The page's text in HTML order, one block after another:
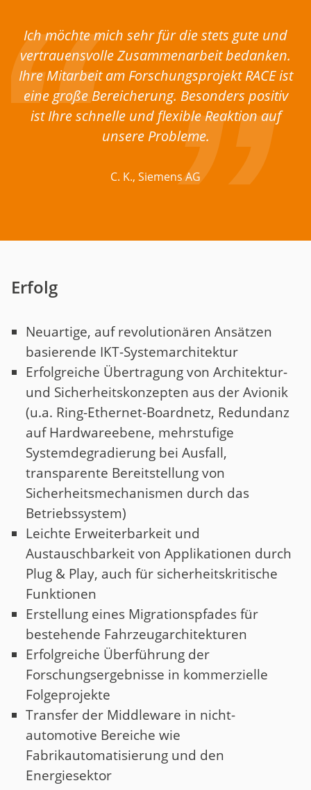
Ich möchte mich sehr für die stets gute und
vertrauensvolle Zusammenarbeit bedanken.
Ihre Mitarbeit am Forschungsprojekt RACE ist
eine große Bereicherung. Besonders positiv
ist Ihre schnelle und flexible Reaktion auf
unsere Probleme.
C. K., Siemens AG
Erfolg
Neuartige, auf revolutionären Ansätzen
basierende IKT-Systemarchitektur
Erfolgreiche Übertragung von Architektur-
und Sicherheitskonzepten aus der Avionik
(u.a. Ring-Ethernet-Boardnetz, Redundanz
auf Hardwareebene, mehrstufige
Systemdegradierung bei Ausfall,
transparente Bereitstellung von
Sicherheitsmechanismen durch das
Betriebssystem)
Leichte Erweiterbarkeit und
Austauschbarkeit von Applikationen durch
Plug & Play, auch für sicherheitskritische
Funktionen
Erstellung eines Migrationspfades für
bestehende Fahrzeugarchitekturen
Erfolgreiche Überführung der
Forschungsergebnisse in kommerzielle
Folgeprojekte
Transfer der Middleware in nicht-
automotive Bereiche wie
Fabrikautomatisierung und den
Energiesektor